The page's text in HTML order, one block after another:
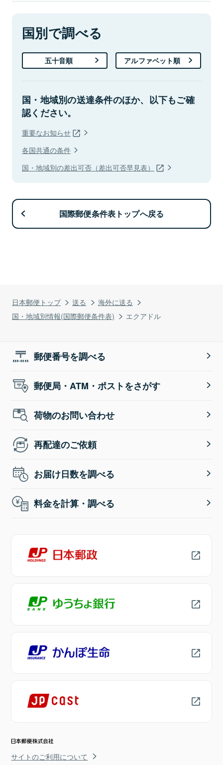
日本郵便トップ 送る
海外に送る
国・地域別情報(国際郵便条件表)
エクアドル
国別で調べる
五十音順 アルファベット順
国・地域別の送達条件のほか、以下もご確
認ください。
重要なお知らせ
各国共通の条件
国・地域別の差出可否（差出可否早見表）
国際郵便条件表トップへ戻る
郵便番号を調べる
郵便局・ATM・ポストをさがす
荷物のお問い合わせ
再配達のご依頼
お届け日数を調べる
料金を計算・調べる
サイトのご利用について